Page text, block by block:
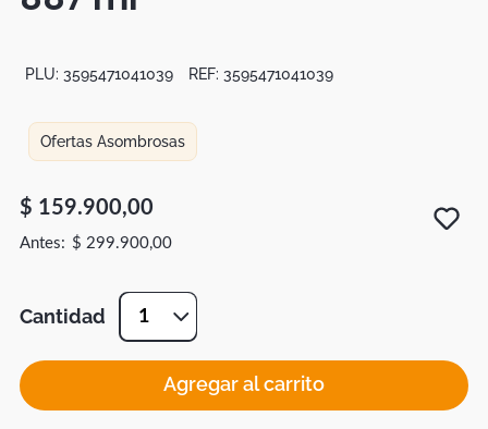
PLU: 3595471041039 REF: 3595471041039
Ofertas Asombrosas
$ 159.900,00
$ 299.900,00
Cantidad 1
Agregar al carrito